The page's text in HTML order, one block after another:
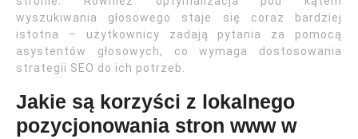
wyszukiwania głosowego staje się coraz bardziej
istotna – użytkownicy zadają pytania za pomocą
asystentów głosowych, co wymaga dostosowania
strategii SEO do ich potrzeb.
Jakie są korzyści z lokalnego
pozycjonowania stron www w